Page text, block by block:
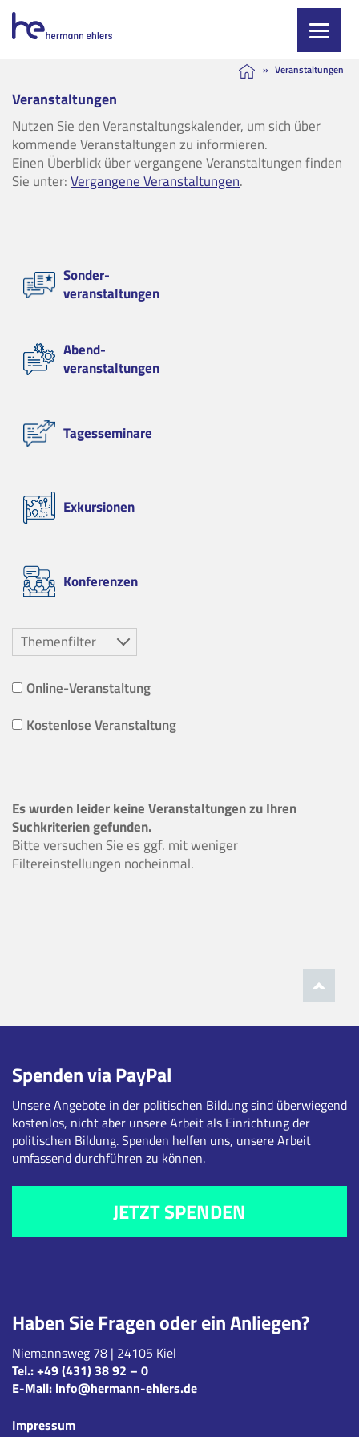
content
» Veranstaltungen
Veranstaltungen
Nutzen Sie den Veranstaltungskalender, um sich über
kommende Veranstaltungen zu informieren.
Einen Überblick über vergangene Veranstaltungen finden
Sie unter:Vergangene Veranstaltungen.
Sonder-
veranstaltungen
Abend-
veranstaltungen
Tagesseminare
Exkursionen
Konferenzen
Themenfilter
Online-Veranstaltung
Kostenlose Veranstaltung
Es wurden leider keine Veranstaltungen zu Ihren
Suchkriterien gefunden.
Bitte versuchen Sie es ggf. mit weniger
Filtereinstellungen nocheinmal.
Haben Sie Fragen oder ein Anliegen?
Niemannsweg 78 | 24105 Kiel
Tel.:+49 (431) 38 92 – 0
E-Mail: info@hermann-ehlers.de
Impressum
Spenden via PayPal
Unsere Angebote in der politischen Bildung sind überwiegend
kostenlos, nicht aber unsere Arbeit als Einrichtung der
politischen Bildung. Spenden helfen uns, unsere Arbeit
umfassend durchführen zu können.
JETZT SPENDEN